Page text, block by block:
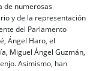
de numerosas
y de la representación
del Parlamento
Ángel Haro, el
Miguel Ángel Guzmán,
Asimismo, han